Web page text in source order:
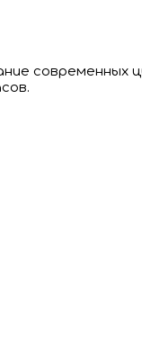
современных